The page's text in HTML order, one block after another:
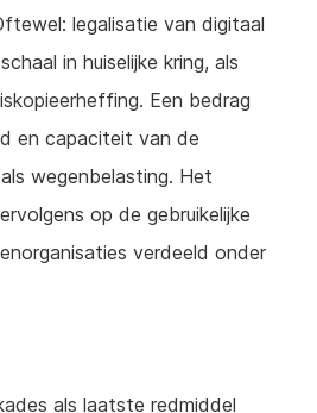
legalisatie van digitaal
in huiselijke kring, als
Een bedrag
en capaciteit van de
wegenbelasting. Het
op de gebruikelijke
verdeeld onder
als laatste redmiddel